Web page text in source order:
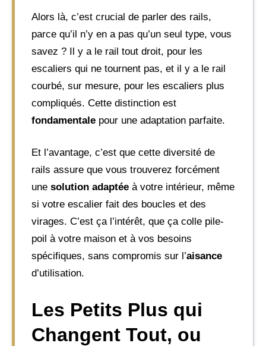
Alors là, c’est crucial de parler des rails,
parce qu’il n’y en a pas qu’un seul type, vous
savez ? Il y a le rail tout droit, pour les
escaliers qui ne tournent pas, et il y a le rail
courbé, sur mesure, pour les escaliers plus
compliqués. Cette distinction est
fondamentale pour une adaptation parfaite.
Et l’avantage, c’est que cette diversité de
rails assure que vous trouverez forcément
une solution adaptée à votre intérieur, même
si votre escalier fait des boucles et des
virages. C’est ça l’intérêt, que ça colle pile-
poil à votre maison et à vos besoins
spécifiques, sans compromis sur l’aisance
d’utilisation.
Les Petits Plus qui
Changent Tout, ou